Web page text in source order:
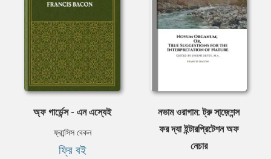
অ্ফ গার্ডেন্স - এন এস্যেই
ফ্রান্সিস বেকন
ফ্রি বই
নভাম ওরাগাম: ট্রু সা্জ়েশন্স
ফর দ্যা ইন্টারপ্রিটেশন অফ
নেচার